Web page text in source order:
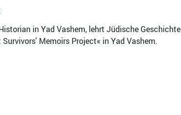
in Yad Vashem, lehrt Jüdische
Memoirs Project« in Yad Vashem.